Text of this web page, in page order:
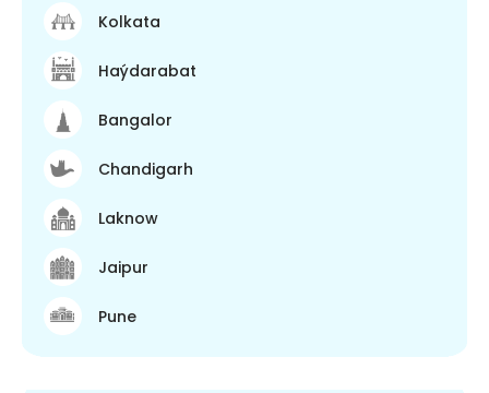
Kolkata
Haýdarabat
Bangalor
Chandigarh
Laknow
Jaipur
Pune